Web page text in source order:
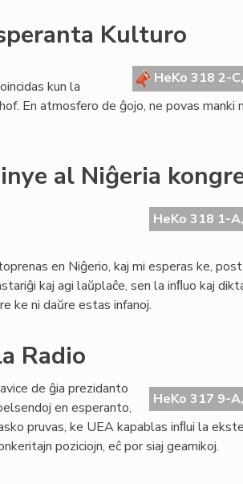
Kulturo
HeKo 318 2-
kun la
En atmosfero de ĝojo, ne povas manki
al Niĝeria
HeKo 318 1-
en Niĝerio, kaj mi esperas ke,
kaj agi laŭplaĉe, sen la inﬂuo kaj
ke ni daŭre estas infanoj.
Radio
HeKo 317 9-
de ĝia prezidanto
en esperanto,
pruvas, ke UEA kapablas inﬂui la
poziciojn, eĉ por siaj geamikoj.